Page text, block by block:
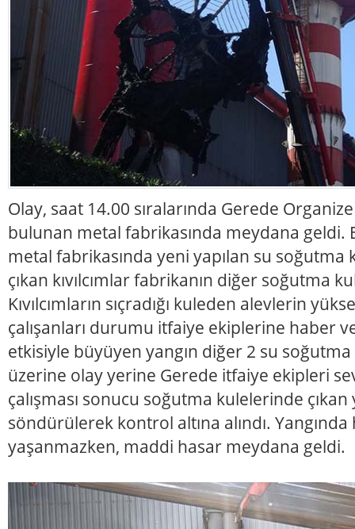
Olay, saat 14.00 sıralarında Gerede
bulunan metal fabrikasında meydana geldi.
metal fabrikasında yeni yapılan su soğutma
çıkan kıvılcımlar fabrikanın diğer soğutma
Kıvılcımların sıçradığı kuleden alevlerin
çalışanları durumu itfaiye ekiplerine haber
etkisiyle büyüyen yangın diğer 2 su soğutma
üzerine olay yerine Gerede itfaiye ekipleri
çalışması sonucu soğutma kulelerinde çıkan
söndürülerek kontrol altına alındı.
yaşanmazken, maddi hasar meydana geldi.